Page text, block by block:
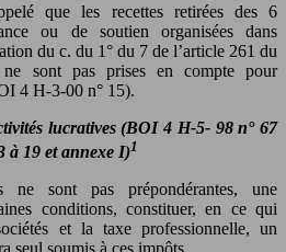
que les recettes retirées des 6
ou de soutien organisées dans
du c. du 1° du 7 de l’article 261 du
sont pas prises en compte pour
4 H-3-00 n° 15).
lucratives (BOI 4 H-5- 98 n° 67
à 19 et annexe I)1
ne sont pas prépondérantes, une
conditions, constituer, en ce qui
et la taxe professionnelle, un